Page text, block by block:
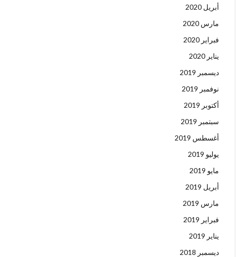
أبريل 2020
مارس 2020
فبراير 2020
يناير 2020
ديسمبر 2019
نوفمبر 2019
أكتوبر 2019
سبتمبر 2019
أغسطس 2019
يوليو 2019
مايو 2019
أبريل 2019
مارس 2019
فبراير 2019
يناير 2019
ديسمبر 2018